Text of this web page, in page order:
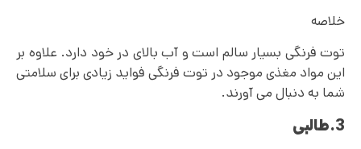
خلاصه
توت فرنگی بسیار سالم است و آب بالای در خود دارد. علاوه بر
این مواد مغذی موجود در توت فرنگی فواید زیادی برای سلامتی
شما به دنبال می آورند.
3.طالبی